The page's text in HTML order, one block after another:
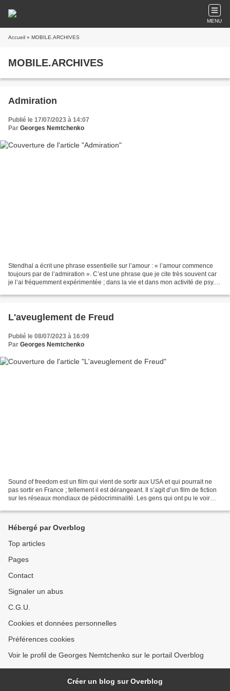
MENU
Accueil » MOBILE.ARCHIVES
MOBILE.ARCHIVES
Admiration
Publié le 17/07/2023 à 14:07
Par Georges Nemtchenko
Stendhal a écrit une phrase essentielle sur l’amour : « l’amour commence
toujours par de l’admiration ». C’est une phrase que je cite très souvent car
je l’ai fréquemment expérimentée ; dans la vie et dans mon activité de psy. Et
L'aveuglement de Freud
Publié le 08/07/2023 à 16:09
Par Georges Nemtchenko
Sound of freedom est un film qui vient de sortir aux USA et qui pourrait ne
pas sortir en France ; tellement il est dérangeant. Il s’agit d’un film de fiction
sur les réseaux mondiaux de pédocriminalité. Les gens qui ont pu le voir
Hébergé par Overblog
Top articles
Pages
Contact
Signaler un abus
C.G.U.
Cookies et données personnelles
Préférences cookies
Voir le profil de Georges Nemtchenko sur le portail Overblog
Créer un blog sur Overblog